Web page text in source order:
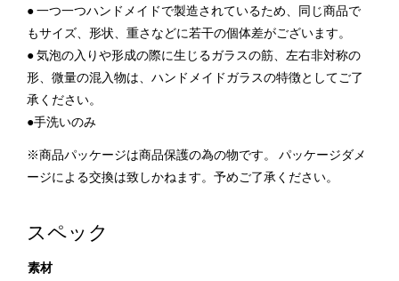
● 一つ一つハンドメイドで製造されているため、同じ商品で
もサイズ、形状、重さなどに若干の個体差がございます。
● 気泡の入りや形成の際に生じるガラスの筋、左右非対称の
形、微量の混入物は、ハンドメイドガラスの特徴としてご了
承ください。
●手洗いのみ
※商品パッケージは商品保護の為の物です。 パッケージダメ
ージによる交換は致しかねます。予めご了承ください。
スペック
素材